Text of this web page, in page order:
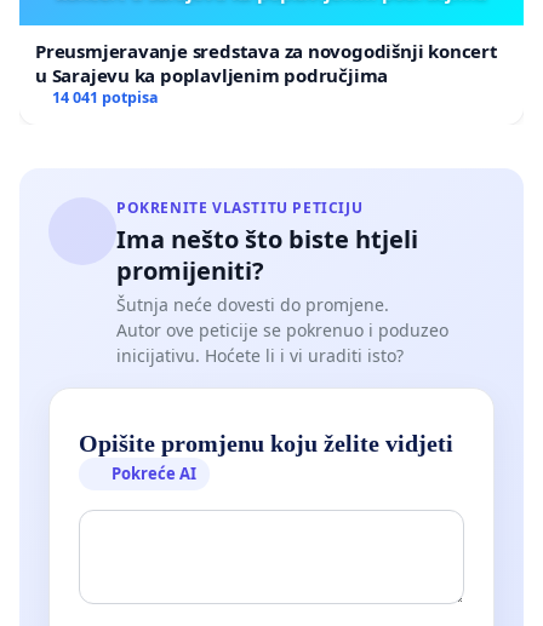
Preusmjeravanje sredstava za novogodišnji koncert
u Sarajevu ka poplavljenim područjima
14 041 potpisa
POKRENITE VLASTITU PETICIJU
Ima nešto što biste htjeli
promijeniti?
Šutnja neće dovesti do promjene.
Autor ove peticije se pokrenuo i poduzeo
inicijativu. Hoćete li i vi uraditi isto?
Opišite promjenu koju želite vidjeti
Pokreće AI